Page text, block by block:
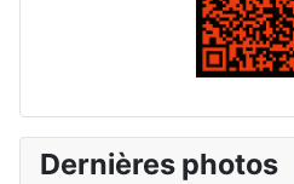
Dernières photos